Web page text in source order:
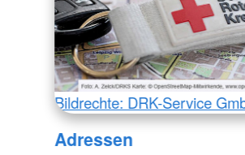
Bildrechte: DRK-Service
Adressen